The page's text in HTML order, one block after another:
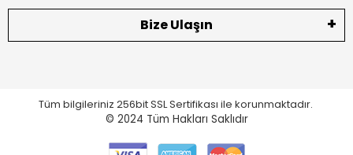
Bize Ulaşın
Tüm bilgileriniz 256bit SSL Sertifikası ile korunmaktadır.
© 2024 Tüm Hakları Saklıdır